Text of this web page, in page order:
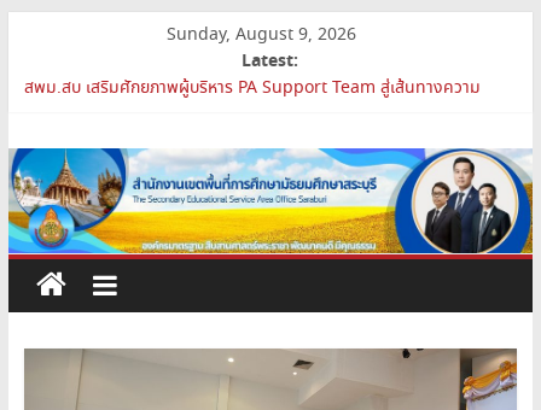
content
Sunday, August 9, 2026
Latest:
เปิดห้องเรียนและห้องปฏิบัติการแห่งอนาคต รร.สบว.
สพม.สบ เข้าร่วมประชุมสัมมนา ผอ.สพท. ทั่วประเทศ ครั้งที่ 2/2569 “All
for Education”
การย้ายข้าราชการครูและบุคลากรทางการศึกษา ตำแหน่งศึกษานิเทศก์
สพม.สบ ประชุมชี้แจงแนวทางการส่งเสริมความโปร่งใสในสำนักงานเขต
พื้นที่การศึกษา 2569
สำนักงาน
เขต
พื้นที่
การ